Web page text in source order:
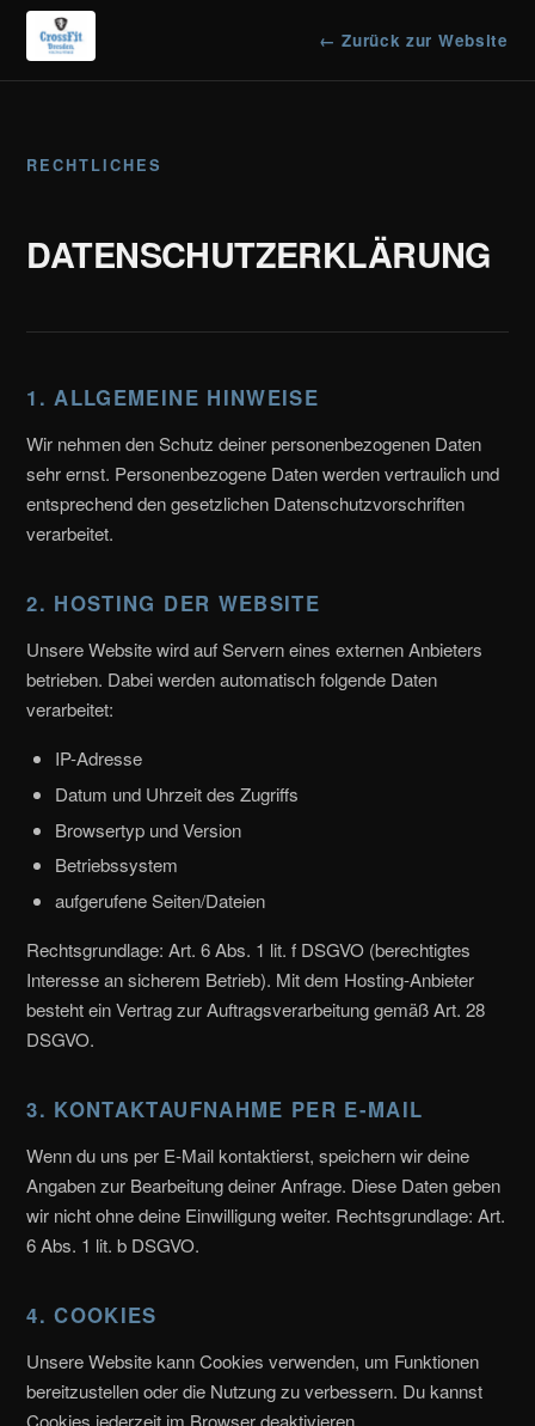
← Zurück zur Website
RECHTLICHES
DATENSCHUTZERKLÄRUNG
1. ALLGEMEINE HINWEISE
Wir nehmen den Schutz deiner personenbezogenen Daten
sehr ernst. Personenbezogene Daten werden vertraulich und
entsprechend den gesetzlichen Datenschutzvorschriften
verarbeitet.
2. HOSTING DER WEBSITE
Unsere Website wird auf Servern eines externen Anbieters
betrieben. Dabei werden automatisch folgende Daten
verarbeitet:
IP-Adresse
Datum und Uhrzeit des Zugriffs
Browsertyp und Version
Betriebssystem
aufgerufene Seiten/Dateien
Rechtsgrundlage: Art. 6 Abs. 1 lit. f DSGVO (berechtigtes
Interesse an sicherem Betrieb). Mit dem Hosting-Anbieter
besteht ein Vertrag zur Auftragsverarbeitung gemäß Art. 28
DSGVO.
3. KONTAKTAUFNAHME PER E-MAIL
Wenn du uns per E-Mail kontaktierst, speichern wir deine
Angaben zur Bearbeitung deiner Anfrage. Diese Daten geben
wir nicht ohne deine Einwilligung weiter. Rechtsgrundlage: Art.
6 Abs. 1 lit. b DSGVO.
4. COOKIES
Unsere Website kann Cookies verwenden, um Funktionen
bereitzustellen oder die Nutzung zu verbessern. Du kannst
Cookies jederzeit im Browser deaktivieren.